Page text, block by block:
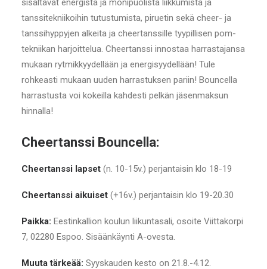
sisältävät energistä ja monipuolista liikkumista ja
tanssitekniikoihin tutustumista, piruetin sekä cheer- ja
tanssihyppyjen alkeita ja cheertanssille tyypillisen pom-
tekniikan harjoittelua. Cheertanssi innostaa harrastajansa
mukaan rytmikkyydellään ja energisyydellään! Tule
rohkeasti mukaan uuden harrastuksen pariin! Bouncella
harrastusta voi kokeilla kahdesti pelkän jäsenmaksun
hinnalla!
Cheertanssi Bouncella:
Cheertanssi lapset (n. 10-15v.) perjantaisin klo 18-19
Cheertanssi aikuiset (+16v.) perjantaisin klo 19-20.30
Paikka: Eestinkallion koulun liikuntasali, osoite Viittakorpi
7, 02280 Espoo. Sisäänkäynti A-ovesta.
Muuta tärkeää: Syyskauden kesto on 21.8.-4.12.